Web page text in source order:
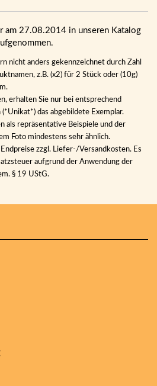
am 27.08.2014 in unseren Katalog
nicht anders gekennzeichnet durch Zahl
z.B. (x2) für 2 Stück oder (10g)
erhalten Sie nur bei entsprechend
das abgebildete Exemplar.
als repräsentative Beispiele und der
Foto mindestens sehr ähnlich.
zzgl. Liefer-/Versandkosten. Es
aufgrund der Anwendung der
§ 19 UStG.